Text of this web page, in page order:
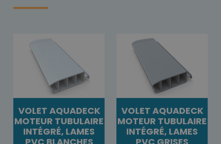
VOLET AQUADECK
MOTEUR TUBULAIRE
INTÉGRÉ, LAMES
VOLET AQUADECK
MOTEUR TUBULAIRE
INTÉGRÉ, LAMES